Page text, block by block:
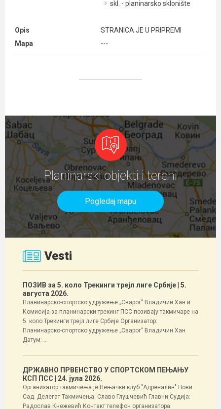
skl. - planinarsko sklonište
Opis
STRANICA JE U PRIPREMI
Mapa
---
Planinarski objekti i tereni
Pogledaj mapu
Vesti
ПОЗИВ за 5. коло Трекинги трејл лиге Србије | 5.
августа 2026.
Планинарско-спортско удружење „Сварог” Владичин Хан и
Комисија за планинарски трекинг ПСС позивају такмичаре на
5. коло Трекинги трејл лиге Србије Организатор:
Планинарско-спортско удружење „Сварог” Владичин Хан
Датум: ...
ДРЖАВНО ПРВЕНСТВО У СПОРТСКОМ ПЕЊАЊУ
КСП ПСС
| 24. јула 2026.
Организатор такмичења је Пењачки клуб "Адреналин" Нови
Сад. Делегат Такмичења: Славо Глушчевић Главни Судија:
Радослав Кнежевић Контакт телефон организатора: